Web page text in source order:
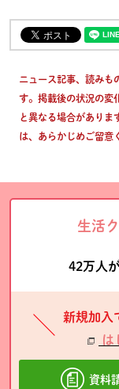
ニュース記事、読みも
す。掲載後の状況の変
と異なる場合がありま
は、あらかじめご留意
生活
42万人
新規加入
は
資料